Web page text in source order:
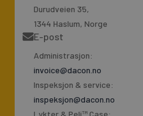
-
f
Durudveien 35,
1344 Haslum, Norge
E-post
Administrasjon:
invoice@dacon.no
Inspeksjon & service:
inspeksjon@dacon.no
Lykter & Peli™ Case: